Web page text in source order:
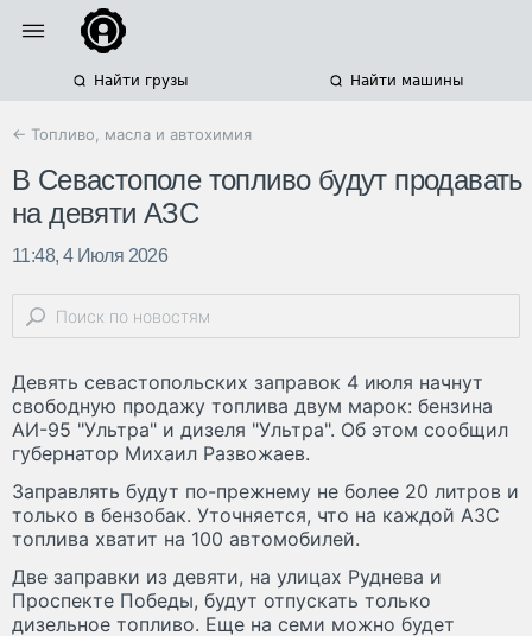
Найти грузы Найти машины
← Топливо, масла и автохимия
В Севастополе топливо будут продавать
на девяти АЗС
11:48, 4 Июля 2026
Девять севастопольских заправок 4 июля начнут
свободную продажу топлива двум марок: бензина
АИ-95 "Ультра" и дизеля "Ультра". Об этом сообщил
губернатор Михаил Развожаев.
Заправлять будут по-прежнему не более 20 литров и
только в бензобак. Уточняется, что на каждой АЗС
топлива хватит на 100 автомобилей.
Две заправки из девяти, на улицах Руднева и
Проспекте Победы, будут отпускать только
дизельное топливо. Еще на семи можно будет